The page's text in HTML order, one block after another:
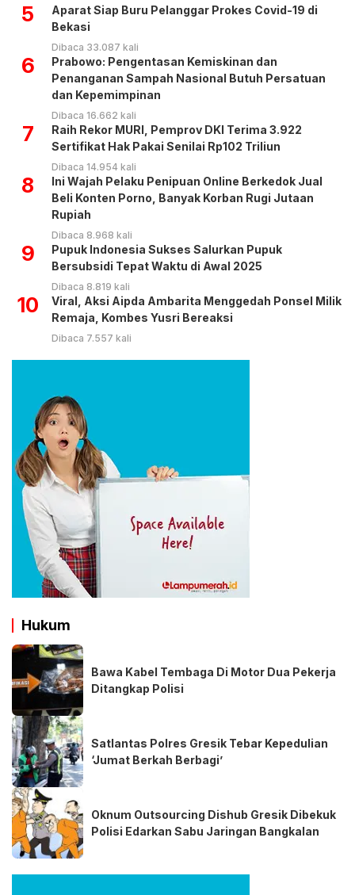
5
Aparat Siap Buru Pelanggar Prokes Covid-19 di
Bekasi
Dibaca 33.087 kali
6
Prabowo: Pengentasan Kemiskinan dan
Penanganan Sampah Nasional Butuh Persatuan
dan Kepemimpinan
Dibaca 16.662 kali
7
Raih Rekor MURI, Pemprov DKI Terima 3.922
Sertifikat Hak Pakai Senilai Rp102 Triliun
Dibaca 14.954 kali
8
Ini Wajah Pelaku Penipuan Online Berkedok Jual
Beli Konten Porno, Banyak Korban Rugi Jutaan
Rupiah
Dibaca 8.968 kali
9
Pupuk Indonesia Sukses Salurkan Pupuk
Bersubsidi Tepat Waktu di Awal 2025
Dibaca 8.819 kali
10
Viral, Aksi Aipda Ambarita Menggedah Ponsel Milik
Remaja, Kombes Yusri Bereaksi
Dibaca 7.557 kali
Hukum
Bawa Kabel Tembaga Di Motor Dua Pekerja
Ditangkap Polisi
Satlantas Polres Gresik Tebar Kepedulian
‘Jumat Berkah Berbagi’
Oknum Outsourcing Dishub Gresik Dibekuk
Polisi Edarkan Sabu Jaringan Bangkalan